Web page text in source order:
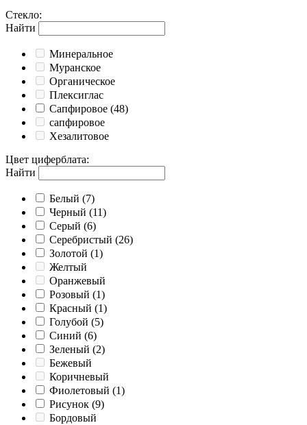
Стекло:
Найти
Минеральное
Муранское
Органическое
Плексиглас
Сапфировое (48)
сапфировое
Хезалитовое
Цвет циферблата:
Найти
Белый (7)
Черный (11)
Серый (6)
Серебристый (26)
Золотой (1)
Желтый
Оранжевый
Розовый (1)
Красный (1)
Голубой (5)
Синий (6)
Зеленый (2)
Бежевый
Коричневый
Фиолетовый (1)
Рисунок (9)
Бордовый